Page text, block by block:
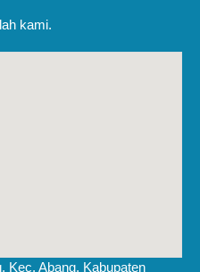
kami.
Kec. Abang, Kabupaten